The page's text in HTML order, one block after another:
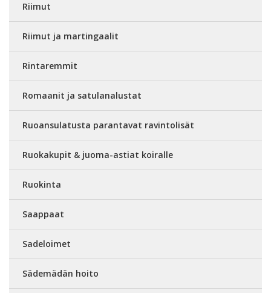
Riimut
Riimut ja martingaalit
Rintaremmit
Romaanit ja satulanalustat
Ruoansulatusta parantavat ravintolisät
Ruokakupit & juoma-astiat koiralle
Ruokinta
Saappaat
Sadeloimet
Sädemädän hoito